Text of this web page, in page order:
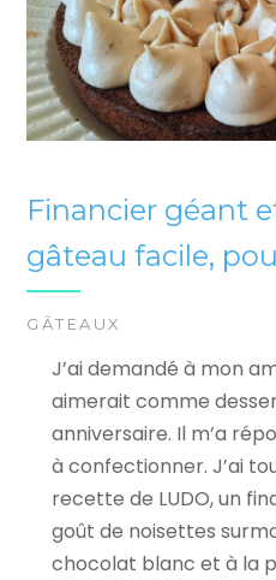
Financier géant
gâteau facile,
GÂTEAUX
J’ai demandé à mon
aimerait comme
anniversaire. Il m’a
à confectionner. J’ai
recette de LUDO, un
goût de noisettes
chocolat blanc et à la